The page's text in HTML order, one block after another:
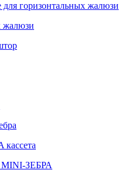
горизонтальных жалюзи
жалюзи
ЗЕБРА